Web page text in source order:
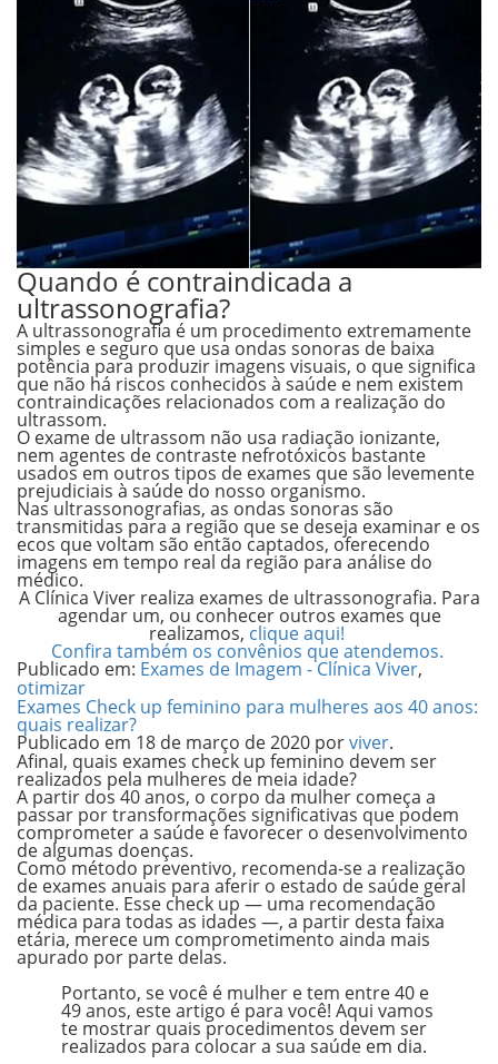
Quando é contraindicada a
ultrassonografia?
A ultrassonografia é um procedimento extremamente
simples e seguro que usa ondas sonoras de baixa
potência para produzir imagens visuais, o que significa
que não há riscos conhecidos à saúde e nem existem
contraindicações relacionados com a realização do
ultrassom.
O exame de ultrassom não usa radiação ionizante,
nem agentes de contraste nefrotóxicos bastante
usados em outros tipos de exames que são levemente
prejudiciais à saúde do nosso organismo.
Nas ultrassonografias, as ondas sonoras são
transmitidas para a região que se deseja examinar e os
ecos que voltam são então captados, oferecendo
imagens em tempo real da região para análise do
médico.
A Clínica Viver realiza exames de ultrassonografia. Para
agendar um, ou conhecer outros exames que
realizamos, clique aqui!
Confira também os convênios que atendemos.
Publicado em: Exames de Imagem - Clínica Viver,
otimizar
Exames Check up feminino para mulheres aos 40 anos:
quais realizar?
Publicado em 18 de março de 2020 porviver.
Afinal, quais exames check up feminino devem ser
realizados pela mulheres de meia idade?
A partir dos 40 anos, o corpo da mulher começa a
passar por transformações significativas que podem
comprometer a saúde e favorecer o desenvolvimento
de algumas doenças.
Como método preventivo, recomenda-se a realização
de exames anuais para aferir o estado de saúde geral
da paciente. Esse check up — uma recomendação
médica para todas as idades —, a partir desta faixa
etária, merece um comprometimento ainda mais
apurado por parte delas.
Portanto, se você é mulher e tem entre 40 e
49 anos, este artigo é para você! Aqui vamos
te mostrar quais procedimentos devem ser
realizados para colocar a sua saúde em dia.